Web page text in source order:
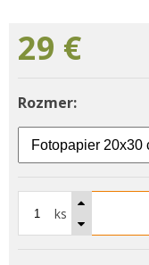
29 €
Rozmer:
ks